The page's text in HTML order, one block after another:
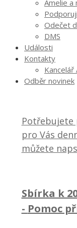
Amelie a
Odečet
DMS
Události
Kontakty
Kancelář
Odběr novinek
Potřebujete
pro Vás
můžete
Sbírka k
- Pomoc